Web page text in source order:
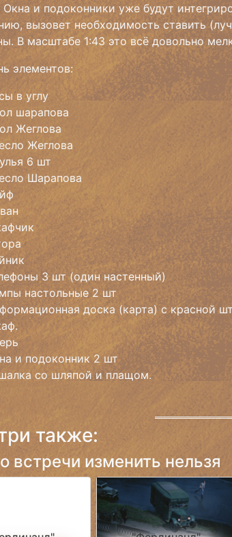
Окна и подоконники уже будут
вызовет необходимость ставить
В масштабе 1:43 это всё довольно
элементов:
в углу
шарапова
Жеглова
Жеглова
6 шт
Шарапова
3 шт (один настенный)
настольные 2 шт
доска (карта) с красной
и подоконник 2 шт
со шляпой и плащом.
также:
встречи изменить нельзя